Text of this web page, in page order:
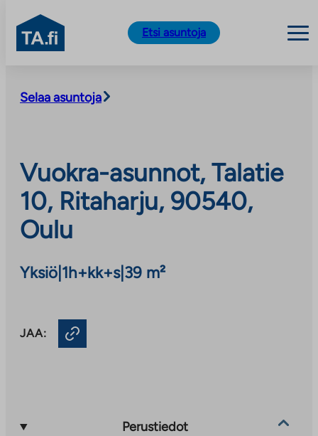
sisältöön
TA.fi
Etsi asuntoja
Selaa asuntoja
Vuokra-asunnot, Talatie
10, Ritaharju, 90540,
Oulu
Yksiö 1h+kk+s| 39 m²
JAA:
Perustiedot